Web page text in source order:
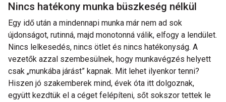
Nincs hatékony munka büszkeség nélkül
Egy idő után a mindennapi munka már nem ad sok
újdonságot, rutinná, majd monotonná válik, elfogy a lendület.
Nincs lelkesedés, nincs ötlet és nincs hatékonyság. A
vezetők azzal szembesülnek, hogy munkavégzés helyett
csak „munkába járást” kapnak. Mit lehet ilyenkor tenni?
Hiszen jó szakemberek mind, évek óta itt dolgoznak,
együtt kezdtük el a céget felépíteni, sőt sokszor tettek le